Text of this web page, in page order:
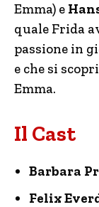
Emma) e
quale Frida
passione in
e che si
Emma.
Il Cast
Barbara
Felix